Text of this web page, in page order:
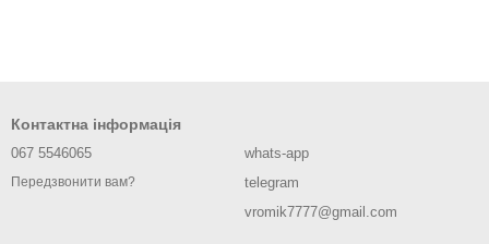
Контактна інформація
067 5546065
Передзвонити вам?
whats-app
telegram
vromik7777@gmail.com